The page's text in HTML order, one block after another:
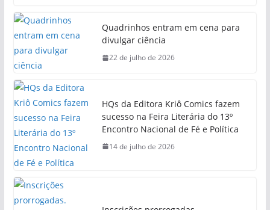
Quadrinhos entram em cena para
divulgar ciência
22 de julho de 2026
HQs da Editora Kriô Comics fazem
sucesso na Feira Literária do 13º
Encontro Nacional de Fé e Política
14 de julho de 2026